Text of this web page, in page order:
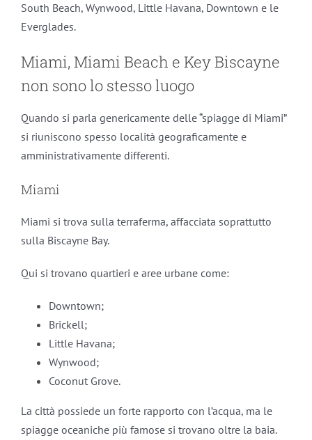
South Beach, Wynwood, Little Havana, Downtown e le
Everglades.
Miami, Miami Beach e Key Biscayne
non sono lo stesso luogo
Quando si parla genericamente delle “spiagge di Miami”
si riuniscono spesso località geograficamente e
amministrativamente differenti.
Miami
Miami si trova sulla terraferma, affacciata soprattutto
sulla Biscayne Bay.
Qui si trovano quartieri e aree urbane come:
Downtown;
Brickell;
Little Havana;
Wynwood;
Coconut Grove.
La città possiede un forte rapporto con l’acqua, ma le
spiagge oceaniche più famose si trovano oltre la baia.